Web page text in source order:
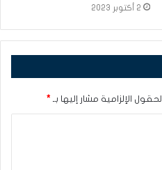
2 أكتوبر 2023
الحقول الإلزامية مشار إليها بـ *